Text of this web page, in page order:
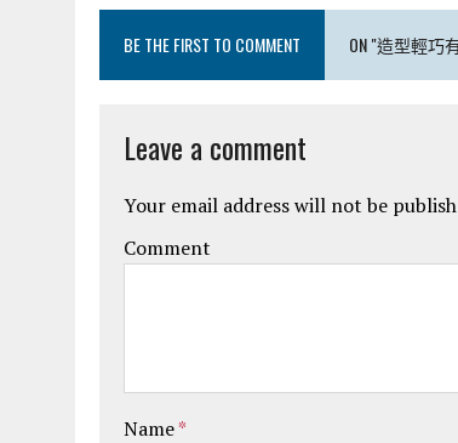
BE THE FIRST TO COMMENT ON "造型輕巧
Leave a comment
Your email address will not be
Comment
Name*